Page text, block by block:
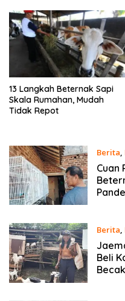
13 Langkah Beternak Sapi
Skala Rumahan, Mudah
Tidak Repot
Berita,
Cuan
Berita,
Beli
Becak